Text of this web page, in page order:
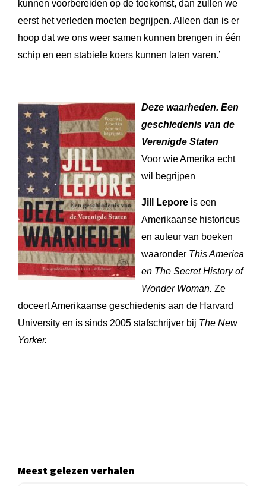
kunnen voorbereiden op de toekomst, dan zullen we
eerst het verleden moeten begrijpen. Alleen dan is er
hoop dat we ons weer samen kunnen brengen in één
schip en een stabiele koers kunnen laten varen.’
Deze waarheden. Een
geschiedenis van de
Verenigde Staten
Voor wie Amerika echt
wil begrijpen
Jill Lepore is een
Amerikaanse historicus
en auteur van boeken
waaronder This America
en The Secret History of
Wonder Woman. Ze
doceert Amerikaanse geschiedenis aan de Harvard
University en is sinds 2005 stafschrijver bij The New
Yorker.
Meest gelezen verhalen